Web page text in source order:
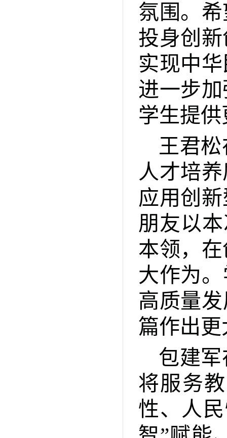
氛围。
投身创
实现中
进一步
学生提
王君
人才培
应用创
朋友以
本领，
大作为
高质量
篇作出
包建
将服务
性、人